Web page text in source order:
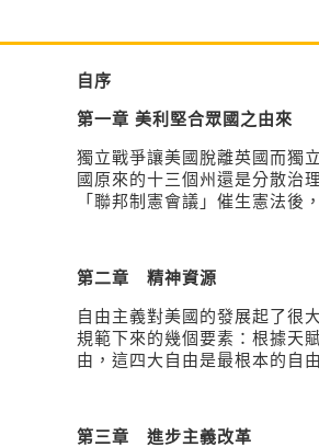
自序
第一章 美利堅合眾國之由來
獨立戰爭讓美國脫離英國而獨
國原來的十三個州還是分散治
「聯邦制憲會議」催生憲法後
第二章　精神資源
自由主義對美國的發展起了很
規範下來的幾個要素：根據天
由，這四大自由是最根本的自
第三章 進步主義改革